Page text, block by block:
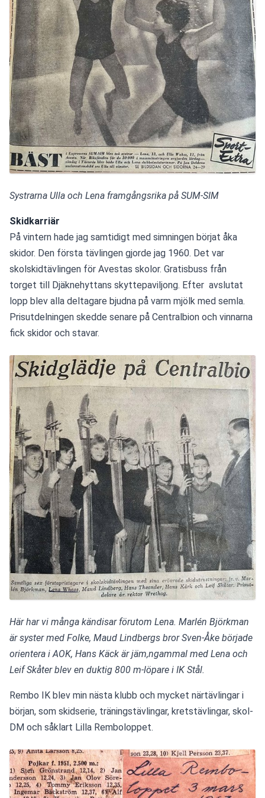
Systrarna Ulla och Lena framgångsrika på SUM-SIM
Skidkarriär
På vintern hade jag samtidigt med simningen börjat åka
skidor. Den första tävlingen gjorde jag 1960. Det var
skolskidtävlingen för Avestas skolor. Gratisbuss från
torget till Djäknehyttans skyttepaviljong. Efter  avslutat
lopp blev alla deltagare bjudna på varm mjölk med semla.
Prisutdelningen skedde senare på Centralbion och vinnarna
fick skidor och stavar.
Här har vi många kändisar förutom Lena. Marlén Björkman
är syster med Folke, Maud Lindbergs bror Sven-Åke började
orientera i AOK, Hans Käck är jäm,ngammal med Lena och
Leif Skåter blev en duktig 800 m-löpare i IK Stål.
Rembo IK blev min nästa klubb och mycket närtävlingar i
början, som skidserie, träningstävlingar, kretstävlingar, skol-
DM och såklart Lilla Remboloppet.